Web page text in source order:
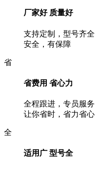
厂家好 质量好
支持定制，型号齐全
安全，有保障
省
省费用 省心力
全程跟进，专员服务
让你省时，省力省心
全
适用广 型号全